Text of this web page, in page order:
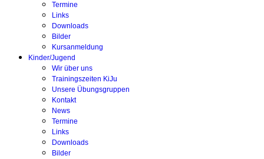
Termine
Links
Downloads
Bilder
Kursanmeldung
Kinder/Jugend
Wir über uns
Trainingszeiten KiJu
Unsere Übungsgruppen
Kontakt
News
Termine
Links
Downloads
Bilder